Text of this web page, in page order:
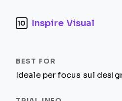
10 Inspire Visual
Ideale per focus sul